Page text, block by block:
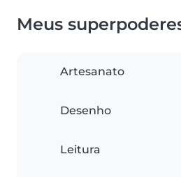
Meus
Artesanato
Desenho
Leitura